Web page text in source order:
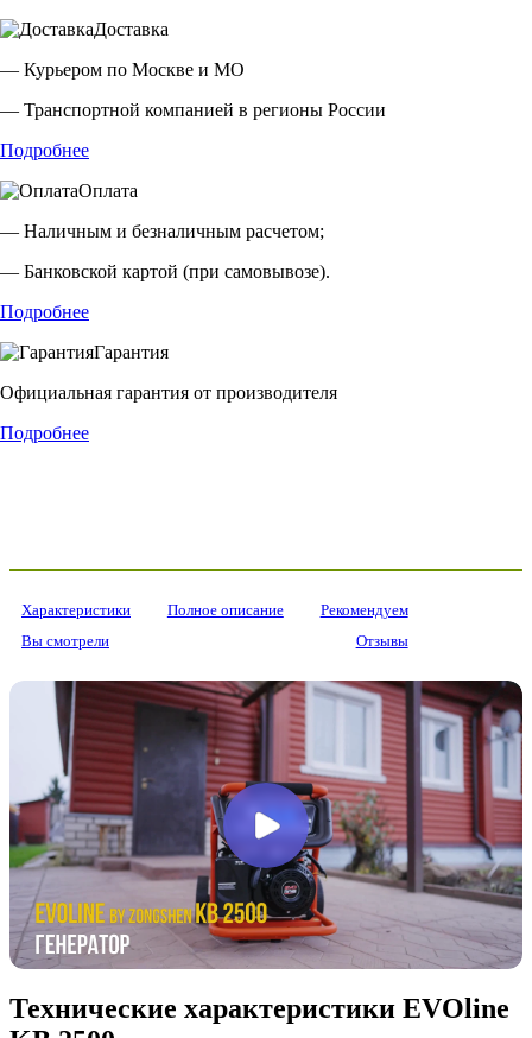
Доставка
— Курьером по Москве и МО
— Транспортной компанией в регионы России
Подробнее
Оплата
— Наличным и безналичным расчетом;
— Банковской картой (при самовывозе).
Подробнее
Гарантия
Официальная гарантия от производителя
Подробнее
Характеристики Полное описание
Рекомендуем
Вы смотрели
Отзывы
Технические характеристики EVOline